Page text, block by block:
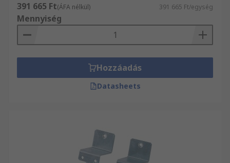
391 665 Ft(ÁFA nélkül) 391 665 Ft/egység
Mennyiség
Hozzáadás
Datasheets